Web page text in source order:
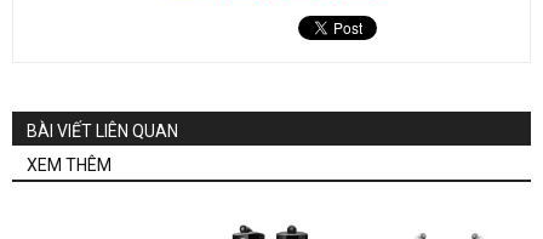
BÀI VIẾT LIÊN QUAN
XEM THÊM